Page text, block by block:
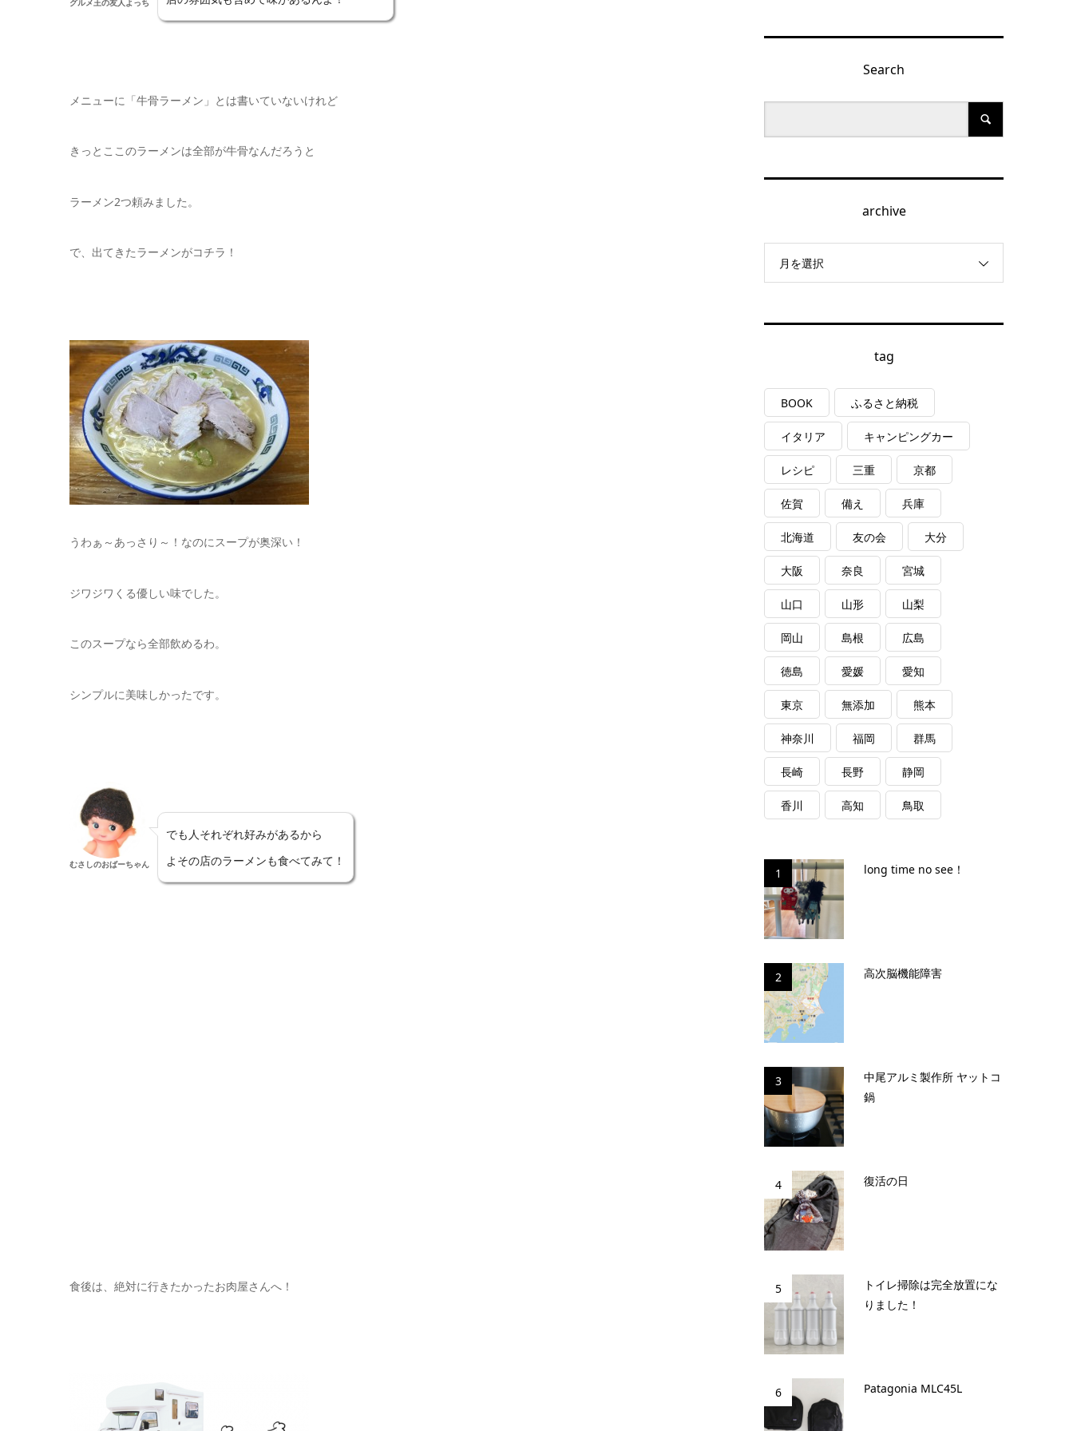
メニューに「牛骨ラーメン」とは書いていないけれど
きっとここのラーメンは全部が牛骨なんだろうと
ラーメン2つ頼みました。
で、出てきたラーメンがコチラ！
うわぁ～あっさり～！なのにスープが奥深い！
ジワジワくる優しい味でした。
このスープなら全部飲めるわ。
シンプルに美味しかったです。
むさしのおばーちゃん
でも人それぞれ好みがあるから
よその店のラーメンも食べてみて！
食後は、絶対に行きたかったお肉屋さんへ！
Search
archive
月を選択
tag
BOOK ふるさと納税
イタリア キャンピングカー
レシピ 三重 京都
佐賀 備え 兵庫
北海道 友の会 大分
大阪 奈良 宮城
山口 山形 山梨
岡山 島根 広島
徳島 愛媛 愛知
東京 無添加 熊本
神奈川 福岡 群馬
長崎 長野 静岡
香川 高知 鳥取
1 long time no see！
2 高次脳機能障害
3
中尾アルミ製作所 ヤットコ
鍋
4 復活の日
5
トイレ掃除は完全放置にな
りました！
6 Patagonia MLC45L